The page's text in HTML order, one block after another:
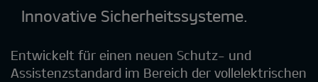
Innovative Sicherheitssysteme.
Entwickelt für einen neuen Schutz- und
Assistenzstandard im Bereich der vollelektrischen